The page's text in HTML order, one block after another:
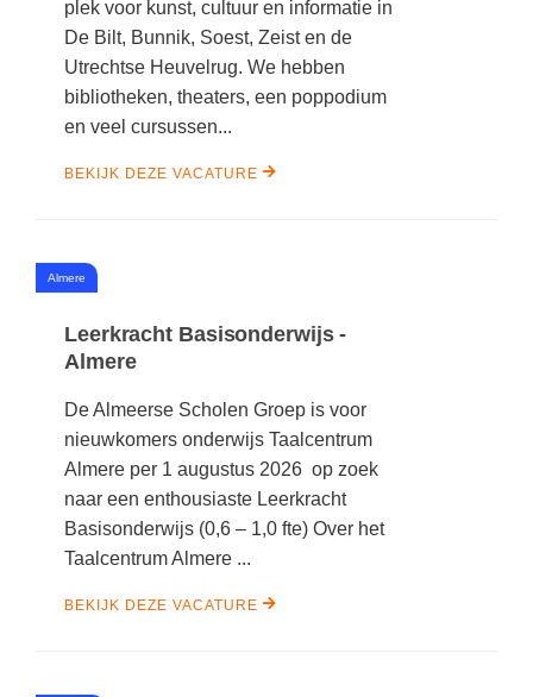
plek voor kunst, cultuur en informatie in
De Bilt, Bunnik, Soest, Zeist en de
Utrechtse Heuvelrug. We hebben
bibliotheken, theaters, een poppodium
en veel cursussen...
BEKIJK DEZE VACATURE
Almere
Leerkracht Basisonderwijs -
Almere
De Almeerse Scholen Groep is voor
nieuwkomers onderwijs Taalcentrum
Almere per 1 augustus 2026 op zoek
naar een enthousiaste Leerkracht
Basisonderwijs (0,6 – 1,0 fte) Over het
Taalcentrum Almere ...
BEKIJK DEZE VACATURE